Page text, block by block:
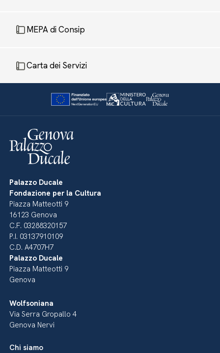
MEPA di Consip
Carta dei Servizi
Palazzo Ducale
Fondazione per la Cultura
Piazza Matteotti 9
16123 Genova
C.F. 03288320157
P.I. 03137910109
C.D. A4707H7
Palazzo Ducale
Piazza Matteotti 9
Genova
Wolfsoniana
Via Serra Gropallo 4
Genova Nervi
Chi siamo